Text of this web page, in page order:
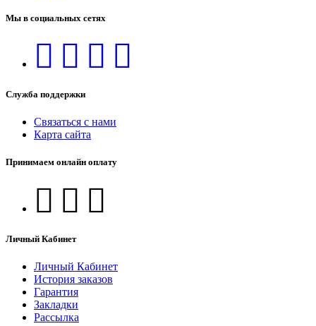
Мы в социальных сетях
Служба поддержки
Связаться с нами
Карта сайта
Принимаем онлайн оплату
Личный Кабинет
Личный Кабинет
История заказов
Гарантия
Закладки
Рассылка